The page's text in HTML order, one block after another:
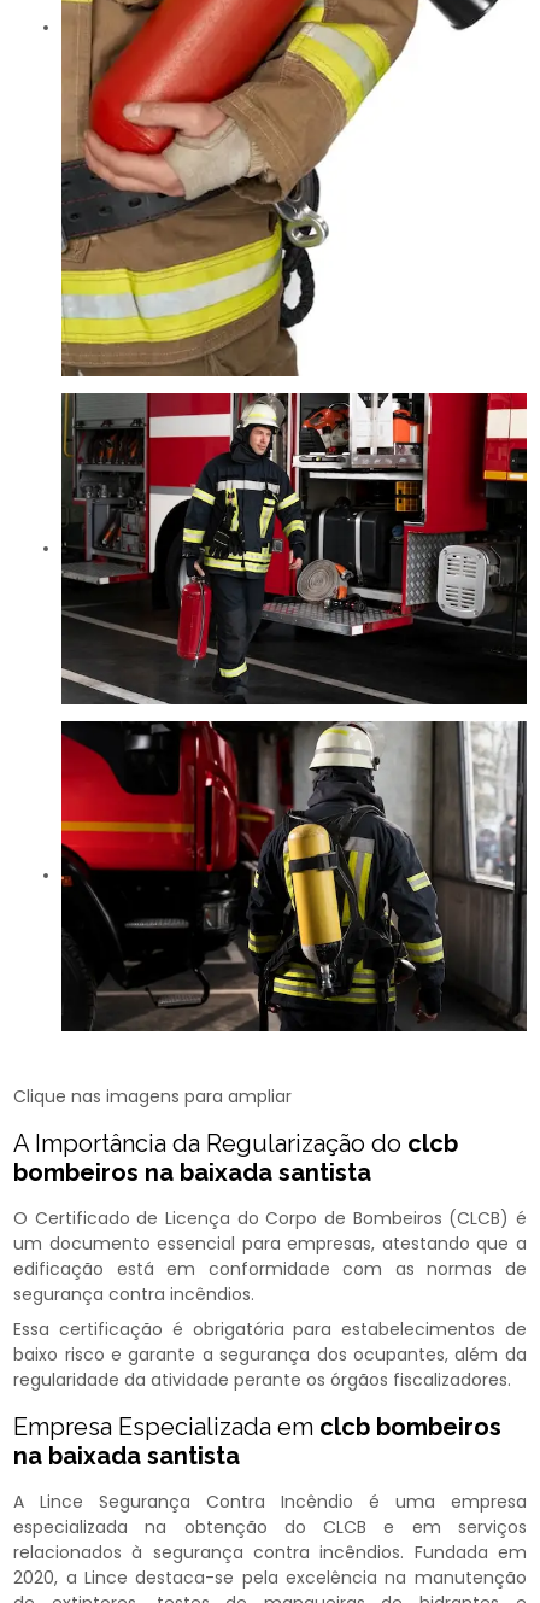
Clique nas imagens para ampliar
A Importância da Regularização do clcb
bombeiros na baixada santista
O Certificado de Licença do Corpo de Bombeiros (CLCB) é
um documento essencial para empresas, atestando que a
edificação está em conformidade com as normas de
segurança contra incêndios.
Essa certificação é obrigatória para estabelecimentos de
baixo risco e garante a segurança dos ocupantes, além da
regularidade da atividade perante os órgãos fiscalizadores.
Empresa Especializada em clcb bombeiros
na baixada santista
A Lince Segurança Contra Incêndio é uma empresa
especializada na obtenção do CLCB e em serviços
relacionados à segurança contra incêndios. Fundada em
2020, a Lince destaca-se pela excelência na manutenção